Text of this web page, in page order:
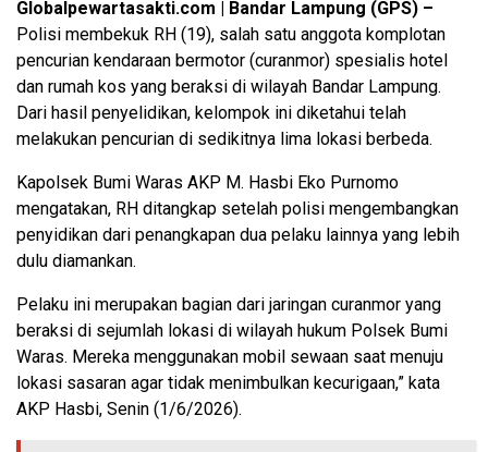
Globalpewartasakti.com | Bandar Lampung (GPS) –
Polisi membekuk RH (19), salah satu anggota komplotan
pencurian kendaraan bermotor (curanmor) spesialis hotel
dan rumah kos yang beraksi di wilayah Bandar Lampung.
Dari hasil penyelidikan, kelompok ini diketahui telah
melakukan pencurian di sedikitnya lima lokasi berbeda.
Kapolsek Bumi Waras AKP M. Hasbi Eko Purnomo
mengatakan, RH ditangkap setelah polisi mengembangkan
penyidikan dari penangkapan dua pelaku lainnya yang lebih
dulu diamankan.
Pelaku ini merupakan bagian dari jaringan curanmor yang
beraksi di sejumlah lokasi di wilayah hukum Polsek Bumi
Waras. Mereka menggunakan mobil sewaan saat menuju
lokasi sasaran agar tidak menimbulkan kecurigaan,” kata
AKP Hasbi, Senin (1/6/2026).